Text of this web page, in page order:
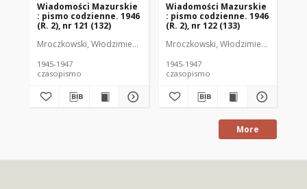
Wiadomości Mazurskie
: pismo codzienne. 1946
(R. 2), nr 121 (132)
Mroczkowski, Włodzimierz (1902-1971). Redaktor
1945-1947
czasopismo
Wiadomości Mazurskie
: pismo codzienne. 1946
(R. 2), nr 122 (133)
Mroczkowski, Włodzimierz (1902-
1945-1947
czasopismo
More